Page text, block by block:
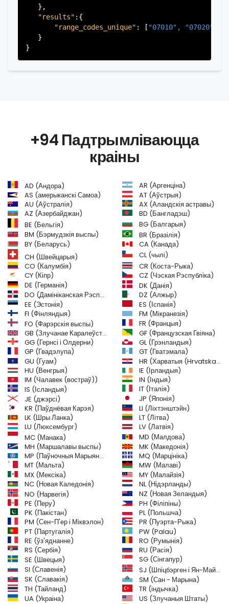
"results" :{
"range_codes_unique" : [ "07010", "07020",
+94 Падтрымліваюцца
краіны
AD (Андора)
AR (Аргенціна)
AS (амерыканскі Самоа)
AT (Аўстрыя)
AU (Аўстралія)
AX (Аландскія астравы)
AZ (Азербайджан)
BD (Бангладэш)
BE (Бельгія)
BG (Балгарыя)
BM (Бэрмудзкія выспы)
BR (Бразілія)
BY (Беларусь)
CA (Канада)
CH (Швейцарыя)
CL (чылі)
CO (Калумбія)
CR (Коста-Рыка)
CY (Кіпр)
CZ (Чэская Рэспубліка)
DE (Германія)
DK (Данія)
DO (Дамініканская Рэспубліка)
DZ (Алжыр)
EE (Эстонія)
ES (Іспанія)
FI (Фінляндыя)
FM (Мікранезія)
FO (Фарэрскія выспы)
FR (Францыя)
GB (Злучанае Каралеўства)
GF (Французская Гвіяна)
GG (Гернсі і Олдерни)
GL (Грэнландыя)
GP (Гвадэлупа)
GT (Гватэмала)
GU (Гуам)
HR (Харватыя (Hrvatska))
HU (Венгрыя)
IE (Ірландыя)
IM (Чалавек (востраў))
IN (Індыя)
IS (Ісландыя)
IT (Італія)
JE (джэрсі)
JP (Японія)
KR (Паўднёвая Карэя)
LI (Ліхтэнштэйн)
LK (Шры Ланка)
LT (Літва)
LU (Люксембург)
LV (Латвія)
MC (Манака)
MD (Малдова)
MH (Маршалавы выспы)
MK (Македонія)
MP (Паўночныя Марыянскія астравы)
MQ (Марцініка)
MT (Мальта)
MW (Малаві)
MX (Мексіка)
MY (Малайзія)
NC (Новая Каледонія)
NL (Нідэрланды)
NO (Нарвегія)
NZ (Новая Зеландыя)
PE (Перу)
PH (Філіпіны)
PK (Пакістан)
PL (Польшча)
PM (Сен-П'ер і Міквэлон)
PR (Пуэрта-Рыка)
PT (Партугалія)
PW (Palau)
RE (ўз'яднанне)
RO (Румынія)
RS (Сербія)
RU (Расія)
SE (Швецыя)
SG (Сінгапур)
SI (Славенія)
SJ (Шпіцбэрген і Ян-Майен)
SK (Славакія)
SM (Сан - Марына)
TH (Тайланд)
TR (індычка)
UA (Украіна)
US (Злучаныя Штаты)